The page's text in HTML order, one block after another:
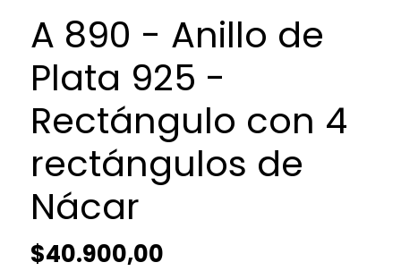
A 890 - Anillo de
Plata 925 -
Rectángulo con 4
rectángulos de
Nácar
$40.900,00